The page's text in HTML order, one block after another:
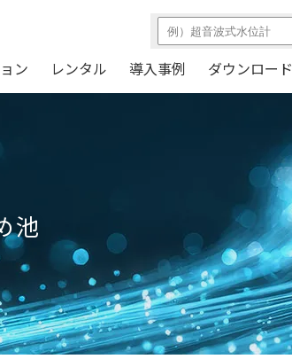
ン レンタル 導入事例 ダウンロード
池